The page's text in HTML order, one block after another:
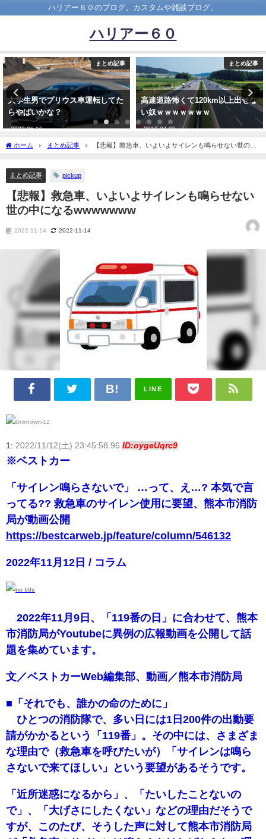
ハリアー６０のブログ。カスタムや雑談ブログ。
ハリアー６０
まとめ記事
高速道路怖くて120km以上出せな
い奴ｗｗｗｗｗｗｗ
2019-04-08
まとめ記事
ワイ長距離トラック運転手正直コ
ロナ終わってほしくない
2020-05-12
ホーム まとめ記事
【悲報】救急車、いよいよサイレンも鳴らせない世の中
になるwwwwwww
まとめ記事 pickup
【悲報】救急車、いよいよサイレンも鳴らせない
世の中になるwwwwwww
2022-11-14 2022-11-14
LINE
1: 2022/11/12(土) 23:45:58.96 ID:oygeUqrc9
※ベストカー
「サイレン鳴らさないで」 …って、え…? 本気で言
ってる?? 救急車のサイレン使用に要望、熊本市消防
局が動画公開
https://bestcarweb.jp/feature/column/546132
2022年11月12日 / コラム
2022年11月9日、「119番の日」に合わせて、熊本
市消防局がYoutubeに異例の広報動画を公開して話
題を集めています。
文／ベストカーWeb編集部、動画／熊本市消防局
■「それでも、誰かの命のために」
ひとつの消防隊で、多い日には1日200件の出動要
請がかかるという「119番」。その中には、さまざま
な理由で（救急車を呼びたいが）「サイレンは鳴ら
さないで来てほしい」という要望があるそうです。
「近所迷惑になるから」、「たいしたことないの
で」、「大げさにしたくない」などの理由だそうで
すが、このたび、そうした声に対して熊本市消防局